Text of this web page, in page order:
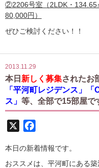
②2206号室（2LDK・
80,000円）
ぜひご検討ください！！
2013.11.29
本日 新しく募集されたお
「平河町レジデンス」
ス」 等、全部で15部屋で
本日の新着情報です。
おススメは、平河町にある